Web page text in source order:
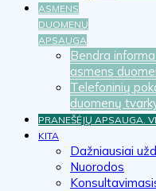
ASMENS
DUOMENŲ
APSAUGA
Bendra
asmens
Telefoninių
duomenų
PRANEŠĖJŲ APSAUGA.
KITA
Dažniausiai
Nuorodos